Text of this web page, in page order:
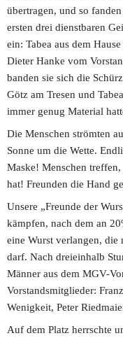
übertragen, und so
ersten drei dienstbaren
ein: Tabea aus dem
Dieter Hanke vom
banden sie sich die
Götz am Tresen und
immer genug Material
Die Menschen strömten
Sonne um die Wette.
Maske! Menschen
hat! Freunden die Hand
Unsere „Freunde der
kämpfen, nach dem an
eine Wurst verlangen, die
darf. Nach dreieinhalb
Männer aus dem MGV-
Vorstandsmitglieder:
Wenigkeit, Peter
Auf dem Platz herrschte